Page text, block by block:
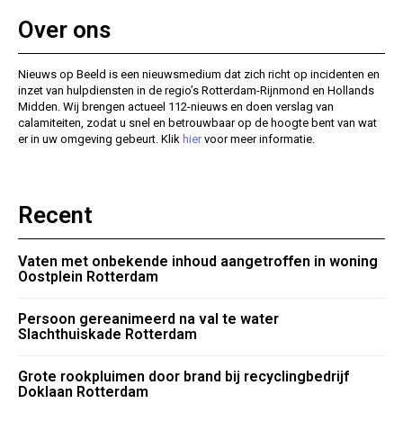
Over ons
Nieuws op Beeld is een nieuwsmedium dat zich richt op incidenten en
inzet van hulpdiensten in de regio’s Rotterdam-Rijnmond en Hollands
Midden. Wij brengen actueel 112-nieuws en doen verslag van
calamiteiten, zodat u snel en betrouwbaar op de hoogte bent van wat
er in uw omgeving gebeurt. Klik hiervoor meer informatie.
Recent
Vaten met onbekende inhoud aangetroffen in woning
Oostplein Rotterdam
Persoon gereanimeerd na val te water
Slachthuiskade Rotterdam
Grote rookpluimen door brand bij recyclingbedrijf
Doklaan Rotterdam